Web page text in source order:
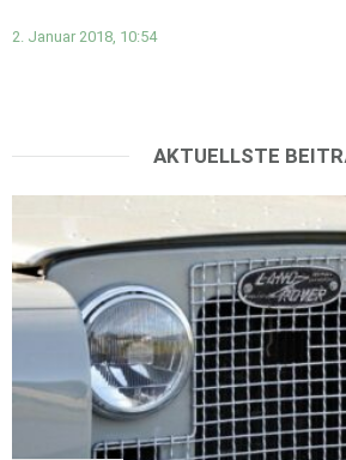
2. Januar 2018, 10:54
AKTUELLSTE